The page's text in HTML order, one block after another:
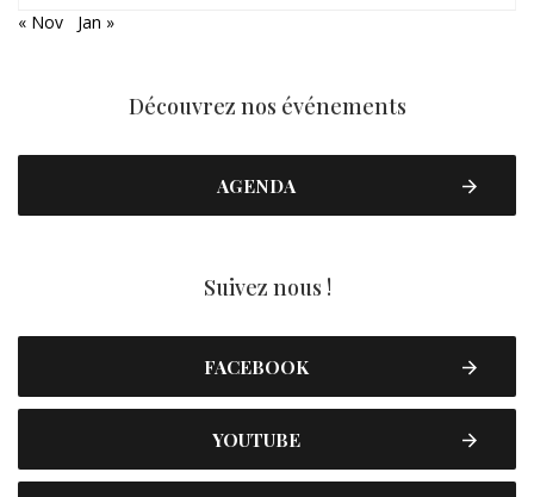
« Nov Jan »
Découvrez nos événements
AGENDA
Suivez nous !
FACEBOOK
YOUTUBE